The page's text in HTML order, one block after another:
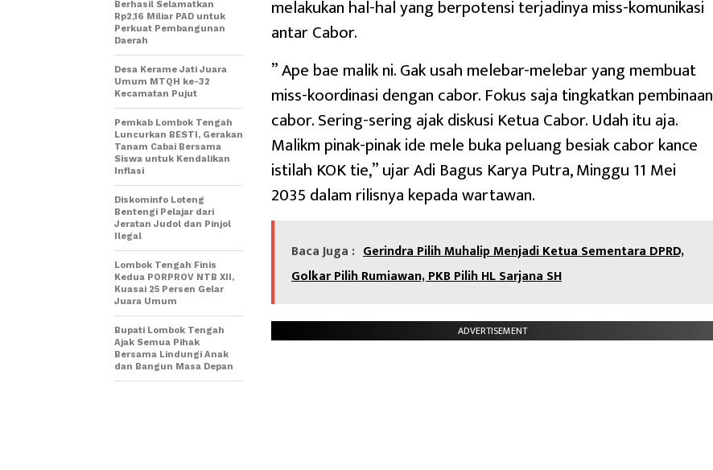
melakukan hal-hal yang berpotensi terjadinya miss-komunikasi
antar Cabor.
” Ape bae malik ni. Gak usah melebar-melebar yang membuat
miss-koordinasi dengan cabor. Fokus saja tingkatkan pembinaan
cabor. Sering-sering ajak diskusi Ketua Cabor. Udah itu aja.
Malikm pinak-pinak ide mele buka peluang besiak cabor kance
istilah KOK tie,” ujar Adi Bagus Karya Putra, Minggu 11 Mei
2035 dalam rilisnya kepada wartawan.
Baca Juga : Gerindra Pilih Muhalip Menjadi Ketua Sementara DPRD,
Golkar Pilih Rumiawan, PKB Pilih HL Sarjana SH
ADVERTISEMENT
Berhasil Selamatkan
Rp2,16 Miliar PAD untuk
Perkuat Pembangunan
Daerah
Desa Kerame Jati Juara
Umum MTQH ke-32
Kecamatan Pujut
Pemkab Lombok Tengah
Luncurkan BESTI, Gerakan
Tanam Cabai Bersama
Siswa untuk Kendalikan
Inflasi
Diskominfo Loteng
Bentengi Pelajar dari
Jeratan Judol dan Pinjol
Ilegal
Lombok Tengah Finis
Kedua PORPROV NTB XII,
Kuasai 25 Persen Gelar
Juara Umum
Bupati Lombok Tengah
Ajak Semua Pihak
Bersama Lindungi Anak
dan Bangun Masa Depan